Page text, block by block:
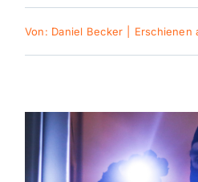
Kultur
Mein Stadtteil
Von: Daniel Becker Erschienen